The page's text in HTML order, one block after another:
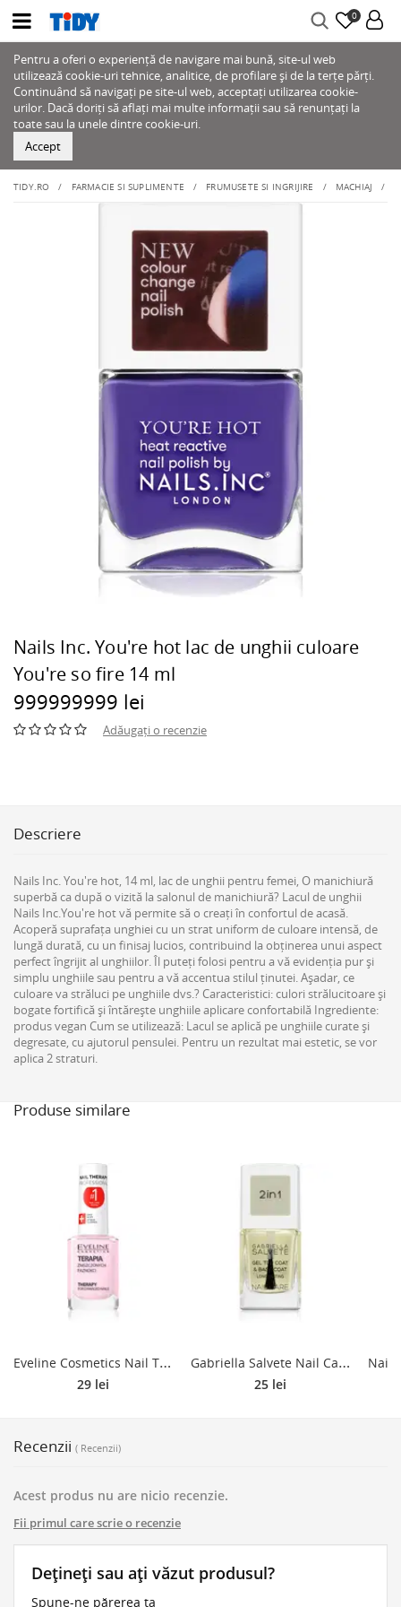
0
Pentru a oferi o experiență de navigare mai bună, site-ul web
utilizează cookie-uri tehnice, analitice, de profilare și de la terțe părți.
Continuând să navigați pe site-ul web, acceptați utilizarea cookie-
urilor. Dacă doriți să aflați mai multe informații sau să renunțați la
toate sau la unele dintre cookie-uri.
Accept
TIDY.RO FARMACIE SI SUPLIMENTE FRUMUSETE SI INGRIJIRE MACHIAJ
Nails Inc. You're hot lac de unghii culoare
You're so fire 14 ml
999999999 lei
Adăugați o recenzie
Descriere
Nails Inc. You're hot, 14 ml, lac de unghii pentru femei, O manichiură
superbă ca după o vizită la salonul de manichiură? Lacul de unghii
Nails Inc.You're hot vă permite să o creați în confortul de acasă.
Acoperă suprafața unghiei cu un strat uniform de culoare intensă, de
lungă durată, cu un finisaj lucios, contribuind la obținerea unui aspect
perfect îngrijit al unghiilor. Îl puteți folosi pentru a vă evidenția pur și
simplu unghiile sau pentru a vă accentua stilul ținutei. Așadar, ce
culoare va străluci pe unghiile dvs.? Caracteristici: culori strălucitoare și
bogate fortifică și întărește unghiile aplicare confortabilă Ingrediente:
produs vegan Cum se utilizează: Lacul se aplică pe unghiile curate și
degresate, cu ajutorul pensulei. Pentru un rezultat mai estetic, se vor
aplica 2 straturi.
Produse similare
E
veline Cosmetics Nail Therapy Professional fortifiant lac de unghii pentru unghii slabe si deteriorate cu keratina 12 ml
29 lei
G
abriella Salvete Nail Care Top & Base Coat lac de unghii de baza si superioara cu textura de gel 11 ml
25 lei
Recenzii ( Recenzii)
Acest produs nu are nicio recenzie.
Fii primul care scrie o recenzie
Dețineți sau ați văzut produsul?
Spune-ne părerea ta